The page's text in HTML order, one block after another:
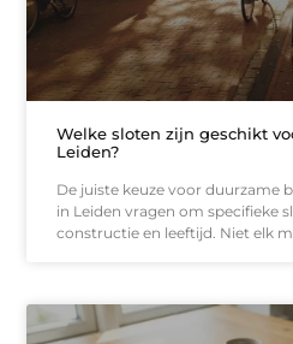
Welke sloten zijn geschikt
Leiden?
De juiste keuze voor duurzame
in Leiden vragen om specifieke
constructie en leeftijd. Niet elk